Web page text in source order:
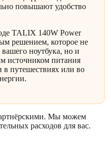
повышают удобство
TALIX 140W Power
решением, которое не
вашего ноутбука, но и
источником питания
в путешествиях или во
Мы можем
расходов для вас.